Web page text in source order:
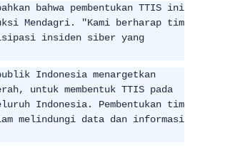
bahwa pembentukan TTIS ini
Mendagri. "Kami berharap tim
insiden siber yang
Indonesia menargetkan
untuk membentuk TTIS pada
Indonesia. Pembentukan tim
melindungi data dan informasi